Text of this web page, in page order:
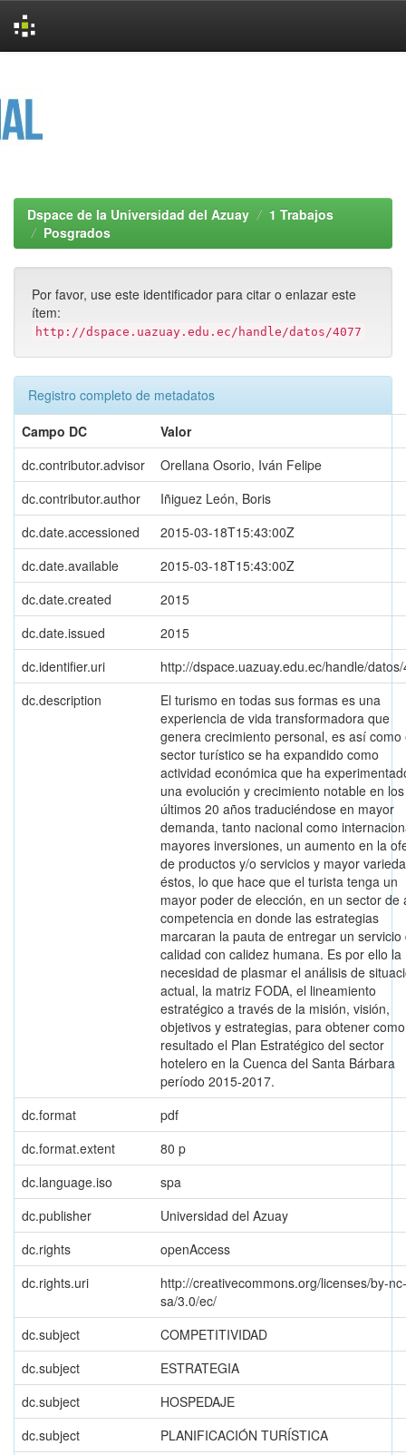
Dspace de la Universidad del Azuay
1 Trabajos
Posgrados
Por favor, use este identificador para citar o enlazar este
ítem:
http://dspace.uazuay.edu.ec/handle/datos/4077
Registro completo de metadatos
Campo DC
Valor
dc.contributor.advisor
Orellana Osorio, Iván Felipe
dc.contributor.author
Iñiguez León, Boris
dc.date.accessioned
2015-03-18T15:43:00Z
dc.date.available
2015-03-18T15:43:00Z
dc.date.created
2015
dc.date.issued
2015
dc.identifier.uri
http://dspace.uazuay.edu.ec/handle/
dc.description
El turismo en todas sus formas es una
experiencia de vida transformadora que
genera crecimiento personal, es así como
sector turístico se ha expandido como
actividad económica que ha
una evolución y crecimiento notable en los
últimos 20 años traduciéndose en mayor
demanda, tanto nacional como
mayores inversiones, un aumento en la
de productos y/o servicios y mayor
éstos, lo que hace que el turista tenga un
mayor poder de elección, en un sector de
competencia en donde las estrategias
marcaran la pauta de entregar un servicio
calidad con calidez humana. Es por ello la
necesidad de plasmar el análisis de
actual, la matriz FODA, el lineamiento
estratégico a través de la misión, visión,
objetivos y estrategias, para obtener como
resultado el Plan Estratégico del sector
hotelero en la Cuenca del Santa Bárbara
período 2015-2017.
dc.format
pdf
dc.format.extent
80 p
dc.language.iso
spa
dc.publisher
Universidad del Azuay
dc.rights
openAccess
dc.rights.uri
http://creativecommons.org/licenses/by-nc-
sa/3.0/ec/
dc.subject
COMPETITIVIDAD
dc.subject
ESTRATEGIA
dc.subject
HOSPEDAJE
dc.subject
PLANIFICACIÓN TURÍSTICA